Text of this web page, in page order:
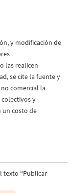
y modificación de
las realicen
se cite la fuente y
comercial la
colectivos y
un costo de
texto “Publicar